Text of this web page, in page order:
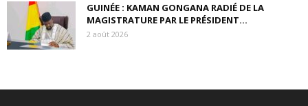
GUINÉE : KAMAN GONGANA RADIÉ DE LA
MAGISTRATURE PAR LE PRÉSIDENT...
2 août 2026